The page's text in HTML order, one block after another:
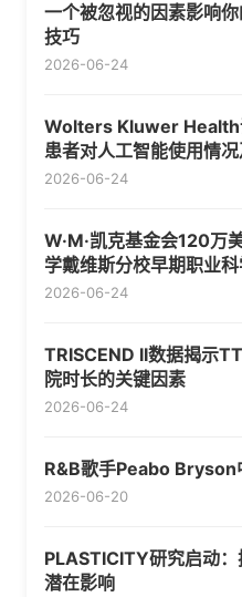
一个被忽视的因素影响
技巧
2026-06-24
Wolters Kluwer Health
患者对人工智能使用情
2026-06-24
W·M·凯克基金会120万
学戴维斯分校早期职业
2026-06-24
TRISCEND II数据揭示
院时长的关键因素
2026-06-24
R&B歌手Peabo Bryson
2026-06-20
PLASTICITY研究启动
潜在影响